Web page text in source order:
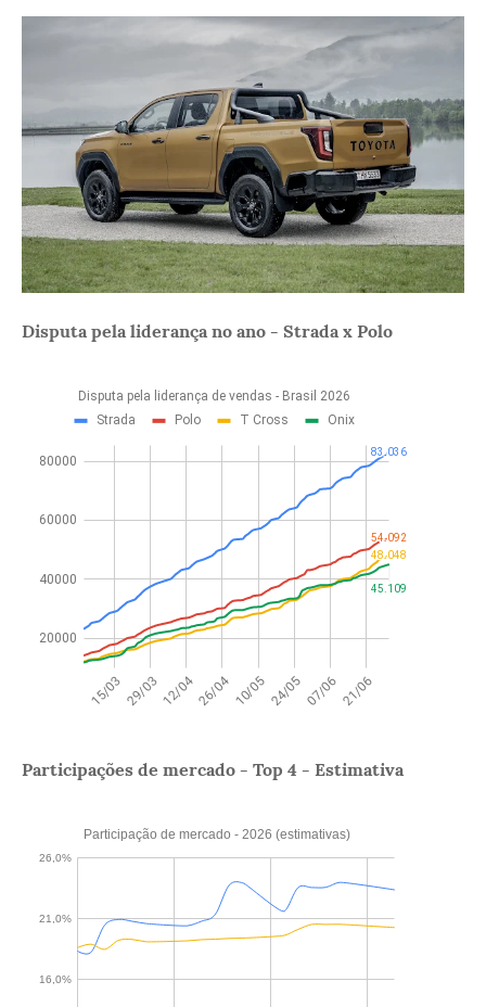
Disputa pela liderança no ano - Strada x Polo
Participações de mercado - Top 4 - Estimativa